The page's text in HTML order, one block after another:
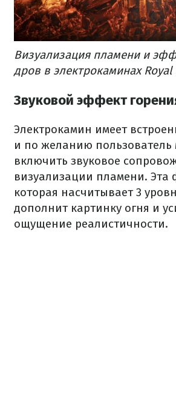
Визуализация пламени и
дров в электрокаминах Royal
Звуковой эффект
Электрокамин имеет
и по желанию пользователь
включить звуковое
визуализации пламени. Эта
которая насчитывает 3
дополнит картинку огня и
ощущение реалистичности.